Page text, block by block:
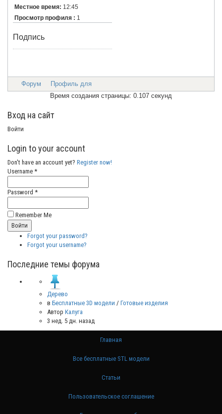
Местное время: 12:45
Просмотр профиля : 1
Подпись
Форум
Профиль для
Время создания страницы: 0.107 секунд
Вход на сайт
Войти
Login to your account
Don't have an account yet? Register now!
Username *
Password *
Remember Me
Forgot your password?
Forgot your username?
Последние темы форума
Дерево
в Бесплатные 3D модели / Готовые изделия
Автор Калуга
3 нед. 5 дн. назад
Главная
Все бесплатные STL модели
Статьи
Пользовательское соглашение